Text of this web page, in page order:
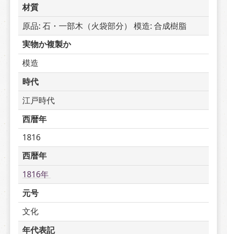
材質
原品: 石・一部木（火袋部分） 模造: 合成樹脂
実物か複製か
模造
時代
江戸時代
西暦年
1816
西暦年
1816年
元号
文化
年代表記